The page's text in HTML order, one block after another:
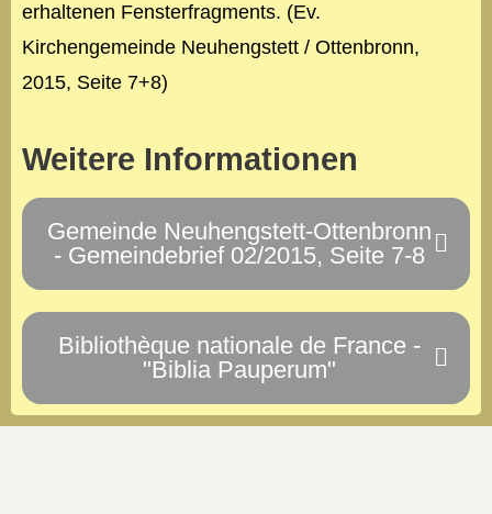
erhaltenen Fensterfragments. (Ev.
Kirchengemeinde Neuhengstett / Ottenbronn,
2015, Seite 7+8)
Weitere Informationen
Gemeinde Neuhengstett-Ottenbronn
- Gemeindebrief 02/2015, Seite 7-8
Bibliothèque nationale de France -
"Biblia Pauperum"